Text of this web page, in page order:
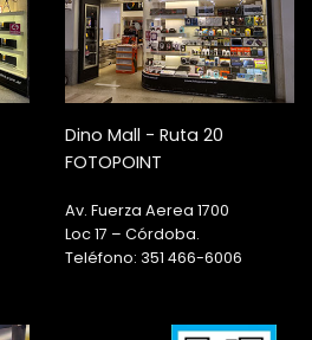
Dino Mall - Ruta 20
FOTOPOINT
Av. Fuerza Aerea 1700
Loc 17 – Córdoba.
Teléfono: 351 466-6006